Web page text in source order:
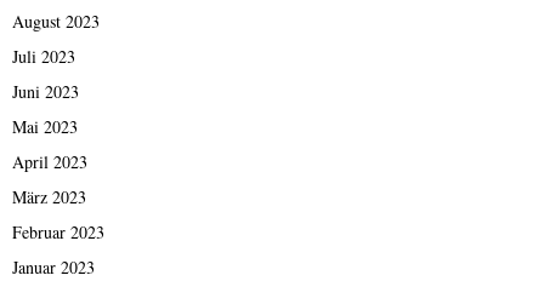
August 2023
Juli 2023
Juni 2023
Mai 2023
April 2023
März 2023
Februar 2023
Januar 2023